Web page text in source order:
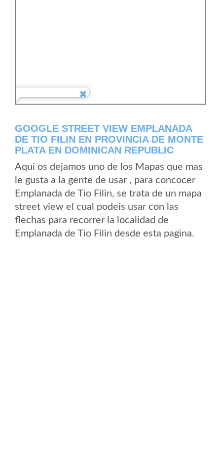
GOOGLE STREET VIEW EMPLANADA
DE TIO FILIN EN PROVINCIA DE MONTE
PLATA EN DOMINICAN REPUBLIC
Aqui os dejamos uno de los Mapas que mas
le gusta a la gente de usar , para concocer
Emplanada de Tio Filin, se trata de un mapa
street view el cual podeis usar con las
flechas para recorrer la localidad de
Emplanada de Tio Filin desde esta pagina.